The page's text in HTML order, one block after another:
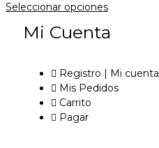
Seleccionar opciones
Mi Cuenta
Registro | Mi cuenta
Mis Pedidos
Carrito
Pagar